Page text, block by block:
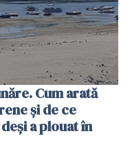
Cum arată
și de ce
a plouat în